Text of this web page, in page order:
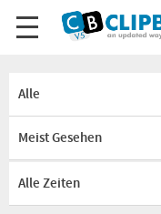
Alle
Meist Gesehen
Alle Zeiten